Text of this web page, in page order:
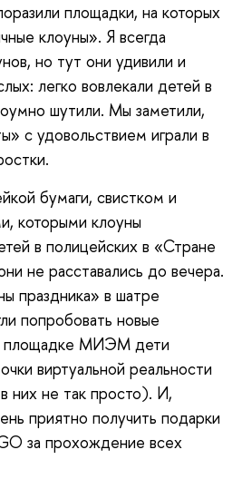
площадки, на которых
клоуны». Я всегда
но тут они удивили и
легко вовлекали детей в
шутили. Мы заметили,
с удовольствием играли в
бумаги, свистком и
которыми клоуны
в полицейских в «Стране
не расставались до вечера.
праздника» в шатре
попробовать новые
площадке МИЭМ дети
виртуальной реальности
них не так просто). И,
приятно получить подарки
за прохождение всех